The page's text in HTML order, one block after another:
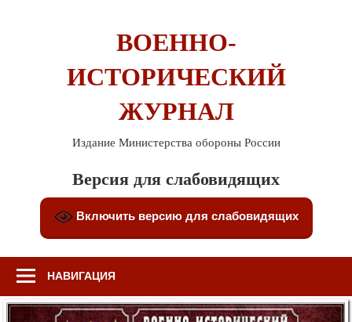
ВОЕННО-
ИСТОРИЧЕСКИЙ
ЖУРНАЛ
Издание Министерства обороны России
Версия для слабовидящих
Включить версию для слабовидящих
НАВИГАЦИЯ